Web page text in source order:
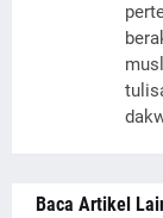
Baca Artikel